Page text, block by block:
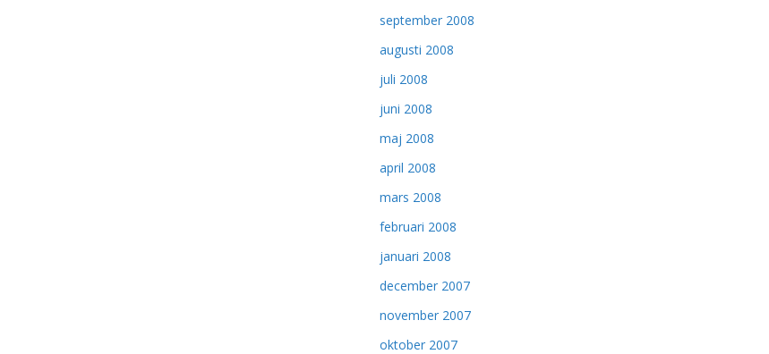
september 2008
augusti 2008
juli 2008
juni 2008
maj 2008
april 2008
mars 2008
februari 2008
januari 2008
december 2007
november 2007
oktober 2007